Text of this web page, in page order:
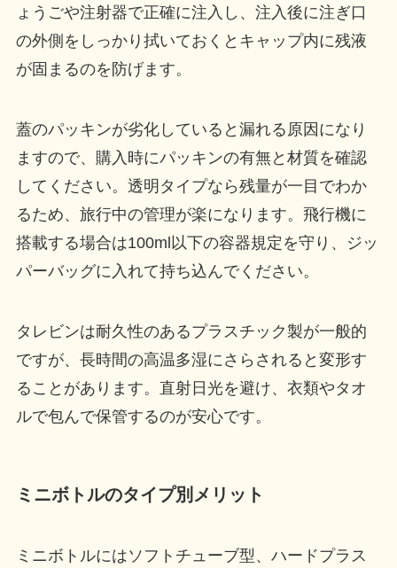
ょうごや注射器で正確に注入し、注入後に注ぎ口
の外側をしっかり拭いておくとキャップ内に残液
が固まるのを防げます。
蓋のパッキンが劣化していると漏れる原因になり
ますので、購入時にパッキンの有無と材質を確認
してください。透明タイプなら残量が一目でわか
るため、旅行中の管理が楽になります。飛行機に
搭載する場合は100ml以下の容器規定を守り、ジッ
パーバッグに入れて持ち込んでください。
タレビンは耐久性のあるプラスチック製が一般的
ですが、長時間の高温多湿にさらされると変形す
ることがあります。直射日光を避け、衣類やタオ
ルで包んで保管するのが安心です。
ミニボトルのタイプ別メリット
ミニボトルにはソフトチューブ型、ハードプラス